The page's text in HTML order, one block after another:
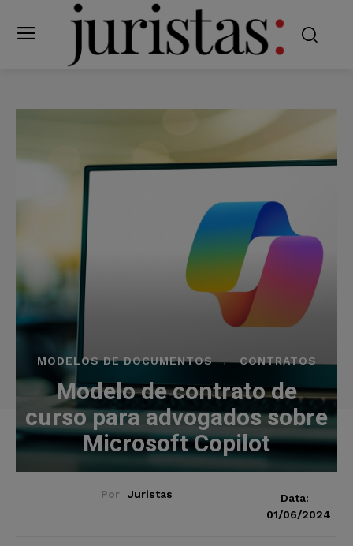
MODELOS DE DOCUMENTOS CONTRATOS
Modelo de contrato de
curso para advogados sobre
Microsoft Copilot
Por Juristas
Data:
01/06/2024